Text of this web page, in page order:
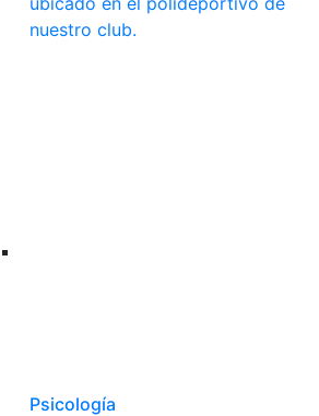
nuestro club.
Psicología